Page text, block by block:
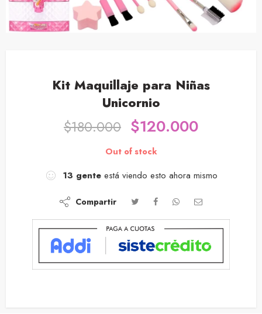
Kit Maquillaje para Niñas
Unicornio
$180.000 $120.000
Out of stock
13 genteestá viendo esto ahora mismo
Compartir